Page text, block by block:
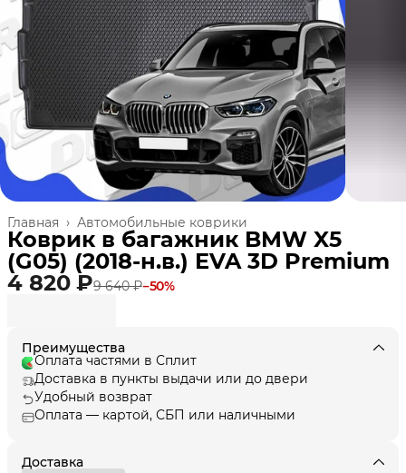
Автомобильные коврики
Главная ›
Коврик в багажник BMW X5
(G05) (2018-н.в.) EVA 3D Premium
4 820 ₽9 640 ₽−50%
Преимущества
Оплата частями в Сплит
Доставка в пункты выдачи или до двери
Удобный возврат
Оплата — картой, СБП или наличными
Доставка